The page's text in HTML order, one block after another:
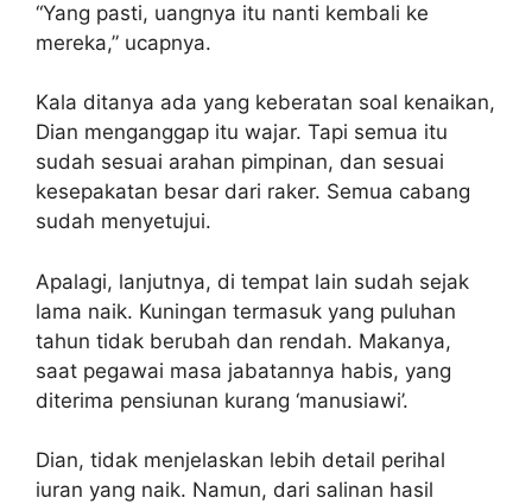
“Yang pasti, uangnya itu nanti kembali ke
mereka,” ucapnya.
Kala ditanya ada yang keberatan soal kenaikan,
Dian menganggap itu wajar. Tapi semua itu
sudah sesuai arahan pimpinan, dan sesuai
kesepakatan besar dari raker. Semua cabang
sudah menyetujui.
Apalagi, lanjutnya, di tempat lain sudah sejak
lama naik. Kuningan termasuk yang puluhan
tahun tidak berubah dan rendah. Makanya,
saat pegawai masa jabatannya habis, yang
diterima pensiunan kurang ‘manusiawi’.
Dian, tidak menjelaskan lebih detail perihal
iuran yang naik. Namun, dari salinan hasil